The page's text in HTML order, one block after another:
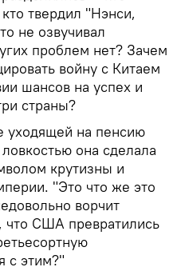
твердил "Нэнси,
не озвучивал
проблем нет? Зачем
войну с Китаем
шансов на успех и
страны?
уходящей на пенсию
она сделала
крутизны и
"Это что же это
ворчит
что США превратились
с этим?"